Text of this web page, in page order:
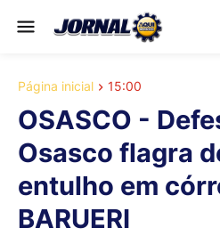
Página inicial 15:00
OSASCO -
Osasco flagra
entulho em
BARUERI